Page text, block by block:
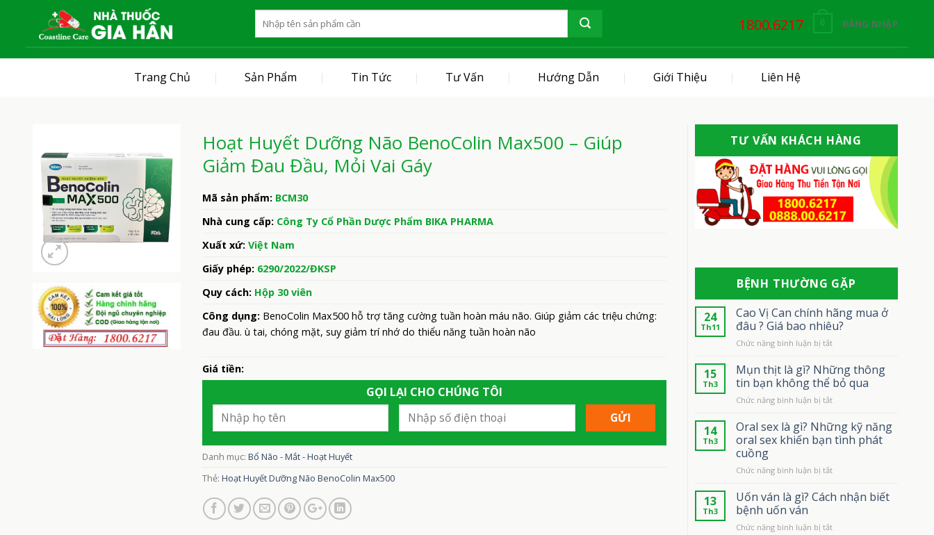
content
1800.6217 ĐĂNG NHẬP
Trang Chủ Sản Phẩm Tin Tức Tư Vấn Hướng Dẫn Giới Thiệu Liên Hệ
Hoạt Huyết Dưỡng Não BenoColin Max500 – Giúp
Giảm Đau Đầu, Mỏi Vai Gáy
Mã sản phẩm: BCM30
Nhà cung cấp: Công Ty Cổ Phần Dược Phẩm BIKA PHARMA
Xuất xứ: Việt Nam
Giấy phép: 6290/2022/ĐKSP
Quy cách: Hộp 30 viên
Công dụng: BenoColin Max500 hỗ trợ tăng cường tuần hoàn máu não. Giúp giảm các triệu chứng:
đau đầu. ù tai, chóng mặt, suy giảm trí nhớ do thiểu năng tuần hoàn não
Giá tiền:
GỌI LẠI CHO CHÚNG TÔI
Danh mục: Bổ Não - Mắt - Hoạt Huyết
Thẻ: Hoạt Huyết Dưỡng Não BenoColin Max500
TƯ VẤN KHÁCH HÀNG
BỆNH THƯỜNG GẶP
24
Th11
Cao Vị Can chính hãng mua ở
đâu ? Giá bao nhiêu?
Chức năng bình luận bị tắtở
Vị
Can
chính
hãng
ở
đâu
bao
15
Th3
Mụn thịt là gì? Những thông
tin bạn không thể bỏ qua
Chức năng bình luận bị tắtở
thịt
là
gì?
thông
bạn
bỏ
14
Th3
Oral sex là gì? Những kỹ năng
oral sex khiến bạn tình phát
cuồng
Chức năng bình luận bị tắtở
sex
Những
13
Th3
Uốn ván là gì? Cách nhận biết
bệnh uốn ván
Chức năng bình luận bị tắtở